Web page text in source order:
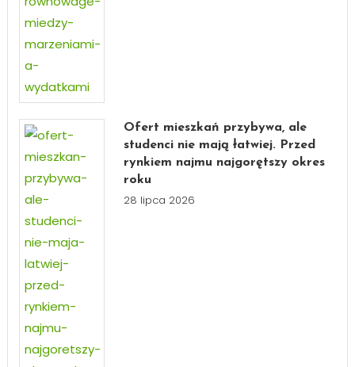
Ofert mieszkań przybywa, ale
studenci nie mają łatwiej. Przed
rynkiem najmu najgorętszy okres
roku
28 lipca 2026